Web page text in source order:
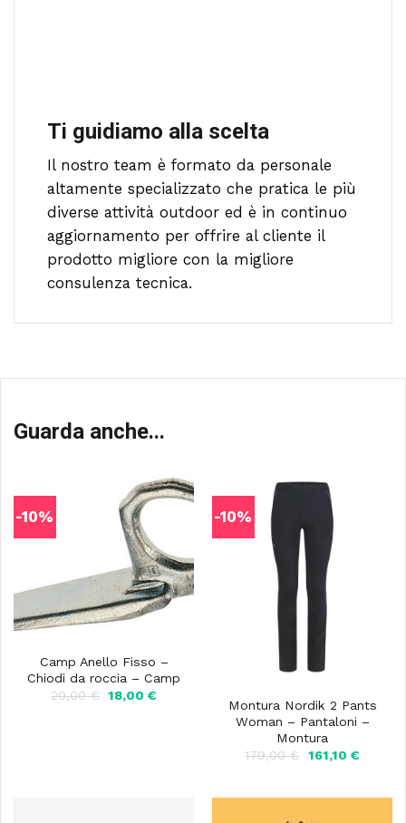
Ti guidiamo alla scelta
Il nostro team è formato da personale
altamente specializzato che pratica le più
diverse attività outdoor ed è in continuo
aggiornamento per offrire al cliente il
prodotto migliore con la migliore
consulenza tecnica.
Guarda anche...
-10%
Camp Anello Fisso –
Chiodi da roccia – Camp
20,00€ Il
18,00€Il
-10%
Montura Nordik 2 Pants
Woman – Pantaloni –
Montura
179,00€
Il
161,10 €Il